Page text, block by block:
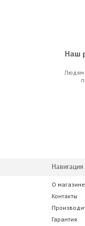
Cherub
Наш
Людям
Навигация
О магазине
Контакты
Гарантия